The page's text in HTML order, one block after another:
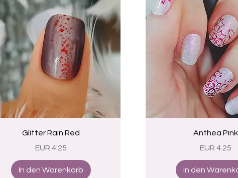
Schnellansicht
Glitter Rain Red
Preis
EUR 4.25
In den Warenkorb
Schnellansicht
Anthea Pink
Preis
EUR 4.25
In den